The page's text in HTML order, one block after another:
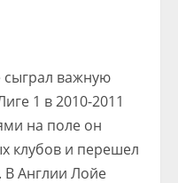
сыграл важную
1 в 2010-2011
на поле он
клубов и перешел
В Англии Лойе